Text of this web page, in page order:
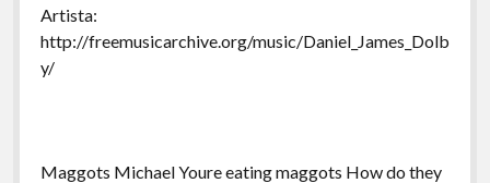
Artista:
http://freemusicarchive.org/music/Daniel_James_Dolb
y/
Maggots Michael Youre eating maggots How do they